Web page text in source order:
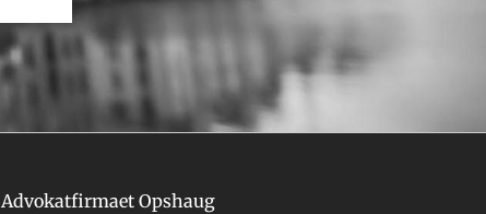
Advokatfirmaet Opshaug